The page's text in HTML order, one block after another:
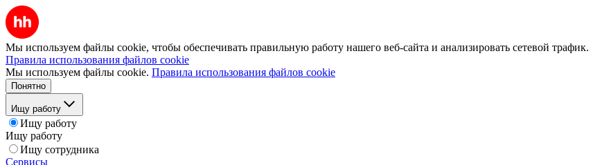
Мы используем файлы cookie, чтобы обеспечивать правильную работу нашего веб-сайта и анализировать сетевой трафик.
Правила использования файлов cookie
Мы используем файлы cookie. Правила использования файлов cookie
Понятно
Ищу работу
Ищу работу
Ищу работу
Ищу сотрудника
Сервисы